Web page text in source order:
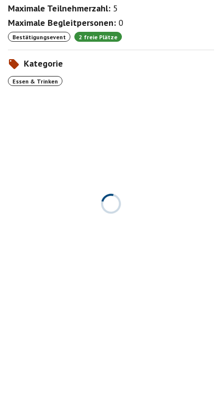
Maximale Teilnehmerzahl: 5
Maximale Begleitpersonen: 0
Bestätigungsevent 2 freie Plätze
Kategorie
Essen & Trinken